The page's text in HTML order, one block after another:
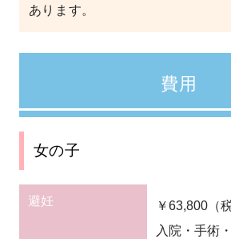
あります。
費用
女の子
避妊
￥63,800（
入院・手術